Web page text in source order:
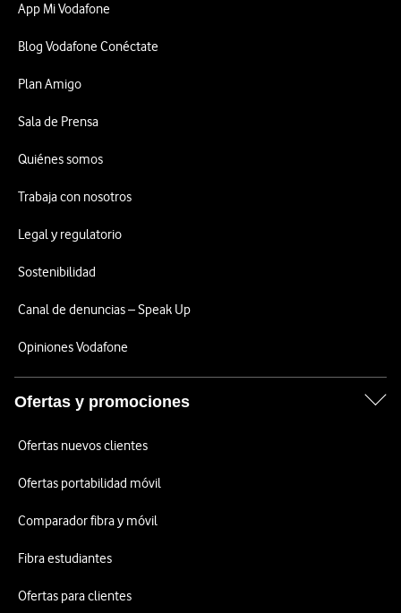
App Mi Vodafone
Blog Vodafone Conéctate
Plan Amigo
Sala de Prensa
Quiénes somos
Trabaja con nosotros
Legal y regulatorio
Sostenibilidad
Canal de denuncias – Speak Up
Opiniones Vodafone
Ofertas y promociones
Ofertas nuevos clientes
Ofertas portabilidad móvil
Comparador fibra y móvil
Fibra estudiantes
Ofertas para clientes